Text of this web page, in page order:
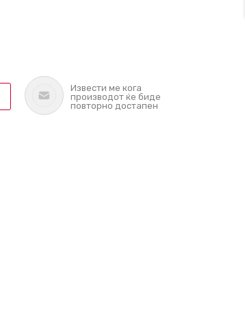
Извести ме кога
производот ќе биде
повторно достапен